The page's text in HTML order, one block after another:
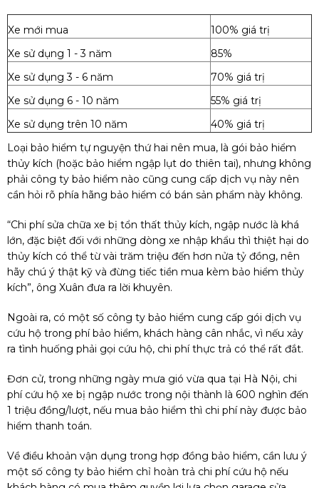
Xe mới mua
100% giá trị
Xe sử dụng 1 - 3 năm
85%
Xe sử dụng 3 - 6 năm
70% giá trị
Xe sử dụng 6 - 10 năm
55% giá trị
Xe sử dụng trên 10 năm
40% giá trị
Loại bảo hiểm tự nguyện thứ hai nên mua, là gói bảo hiểm
thủy kích (hoặc bảo hiểm ngập lụt do thiên tai), nhưng không
phải công ty bảo hiểm nào cũng cung cấp dịch vụ này nên
cần hỏi rõ phía hãng bảo hiểm có bán sản phẩm này không.
“Chi phí sửa chữa xe bị tổn thất thủy kích, ngập nước là khá
lớn, đặc biệt đối với những dòng xe nhập khẩu thì thiệt hại do
thủy kích có thể từ vài trăm triệu đến hơn nửa tỷ đồng, nên
hãy chú ý thật kỹ và đừng tiếc tiền mua kèm bảo hiểm thủy
kích”, ông Xuân đưa ra lời khuyên.
Ngoài ra, có một số công ty bảo hiểm cung cấp gói dịch vụ
cứu hộ trong phí bảo hiểm, khách hàng cân nhắc, vì nếu xảy
ra tình huống phải gọi cứu hộ, chi phí thực trả có thể rất đắt.
Đơn cử, trong những ngày mưa gió vừa qua tại Hà Nội, chi
phí cứu hộ xe bị ngập nước trong nội thành là 600 nghìn đến
1 triệu đồng/lượt, nếu mua bảo hiểm thì chi phí này được bảo
hiểm thanh toán.
Về điều khoản vận dụng trong hợp đồng bảo hiểm, cần lưu ý
một số công ty bảo hiểm chỉ hoàn trả chi phí cứu hộ nếu